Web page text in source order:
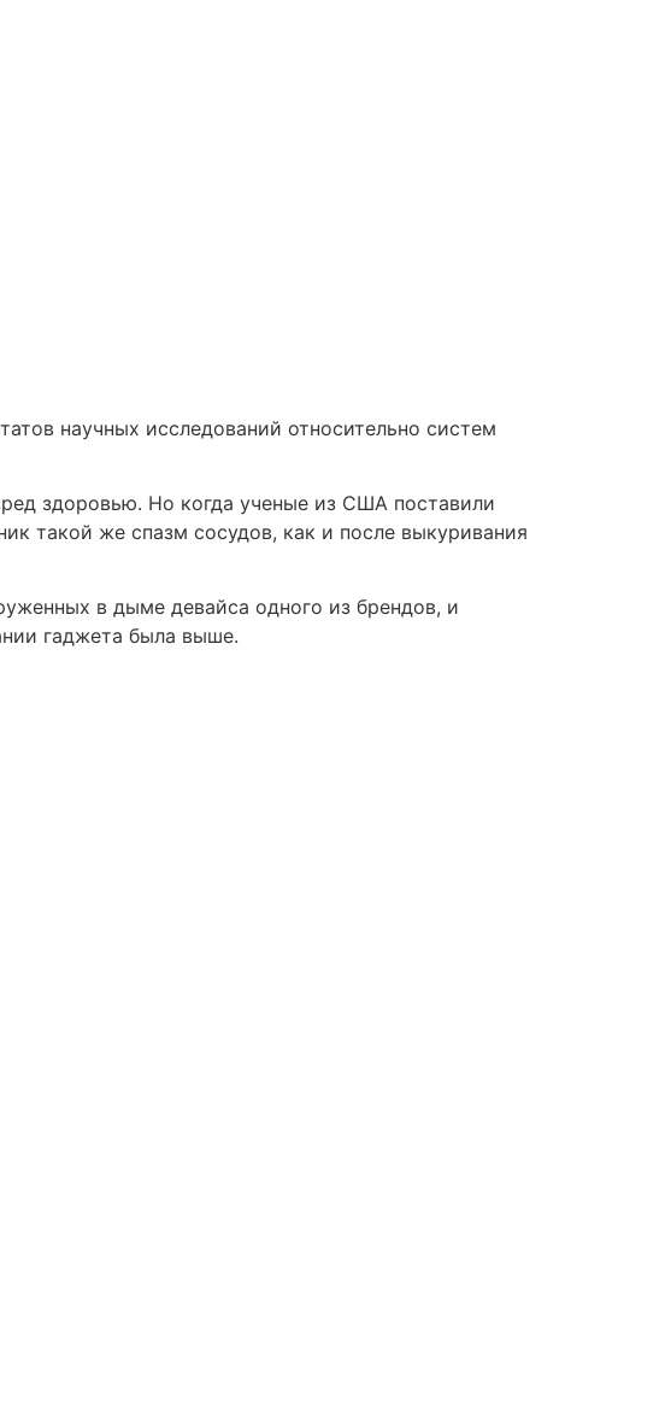
научных исследований относительно систем
здоровью. Но когда ученые из США поставили
такой же спазм сосудов, как и после выкуривания
в дыме девайса одного из брендов, и
гаджета была выше.